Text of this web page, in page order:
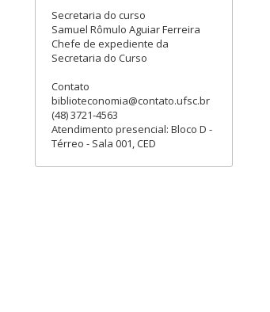
Secretaria do curso
Samuel Rômulo Aguiar Ferreira
Chefe de expediente da
Secretaria do Curso
Contato
biblioteconomia@contato.ufsc.br
(48) 3721-4563
Atendimento presencial: Bloco D -
Térreo - Sala 001, CED